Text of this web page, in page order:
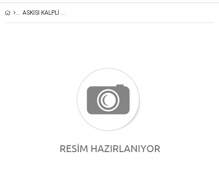
ASKISI KALPLİ BLUZ